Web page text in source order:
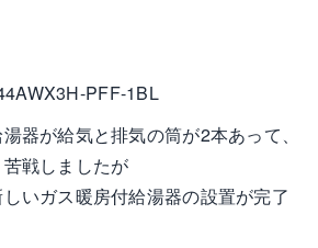
器が給気と排気の筒が2本あって、
戦しましたが
いガス暖房付給湯器の設置が完了